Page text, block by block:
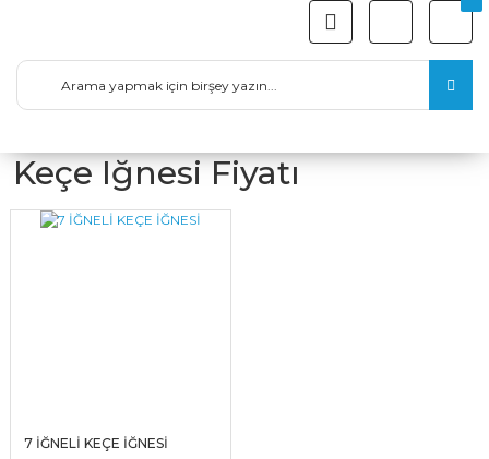
Keçe Iğnesi Fiyatı
7 İĞNELİ KEÇE İĞNESİ